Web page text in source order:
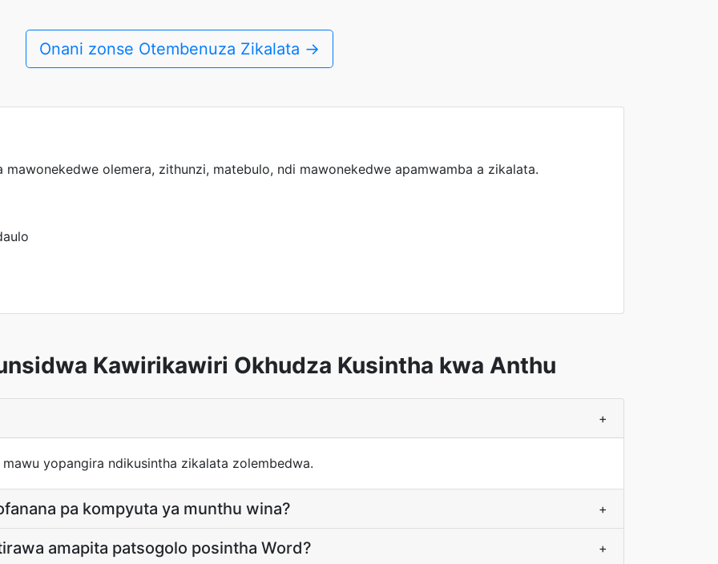
Onani zonse Otembenuza Zikalata →
olemera, zithunzi, matebulo, ndi mawonekedwe apamwamba a zikalata.
Kawirikawiri Okhudza Kusintha kwa Anthu
+
yopangira ndikusintha zikalata zolembedwa.
pa kompyuta ya munthu wina? +
amapita patsogolo posintha Word? +